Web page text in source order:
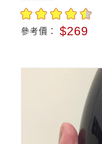
參考價： $269